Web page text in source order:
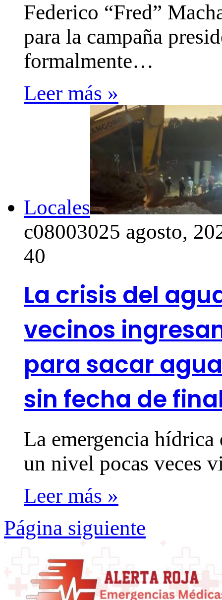
Federico “Fred”
para la campaña
formalmente…
Leer más »
Locales
c08003025 agosto,
40
La crisis del
vecinos
para sacar
sin fecha de
La emergencia hídrica
un nivel pocas veces
Leer más »
Página siguiente